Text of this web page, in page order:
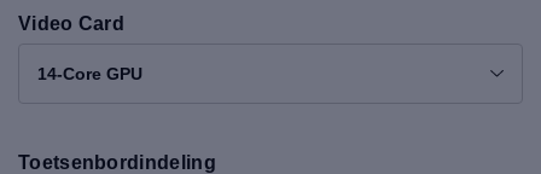
Video Card
14-Core GPU
Toetsenbordindeling